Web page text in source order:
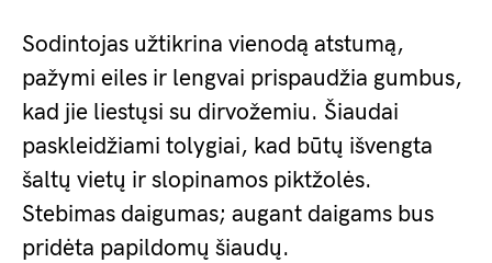
Sodintojas užtikrina vienodą atstumą,
pažymi eiles ir lengvai prispaudžia gumbus,
kad jie liestųsi su dirvožemiu. Šiaudai
paskleidžiami tolygiai, kad būtų išvengta
šaltų vietų ir slopinamos piktžolės.
Stebimas daigumas; augant daigams bus
pridėta papildomų šiaudų.